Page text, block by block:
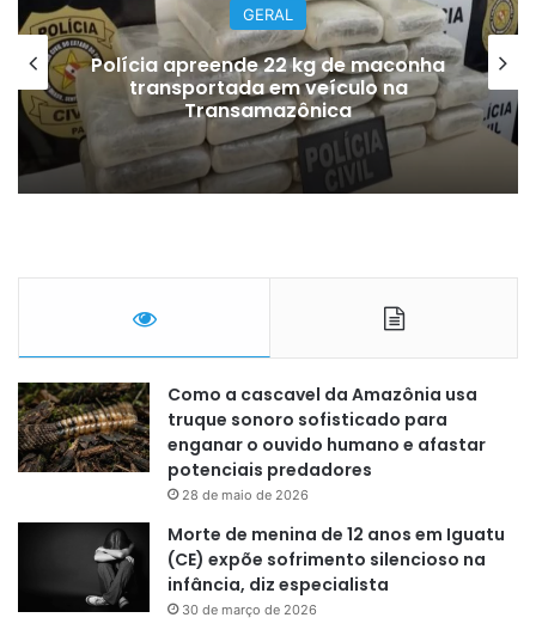
GERAL
22 kg de maconha
em veículo na
Copa do
apenas
Como a cascavel da Amazônia usa
truque sonoro sofisticado para
enganar o ouvido humano e afastar
potenciais predadores
28 de maio de 2026
Morte de menina de 12 anos em Iguatu
(CE) expõe sofrimento silencioso na
infância, diz especialista
30 de março de 2026